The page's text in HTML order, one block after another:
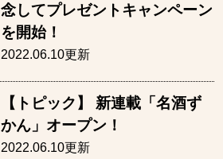
念してプレゼントキャンペーン
を開始！
2022.06.10更新
【トピック】 新連載「名酒ず
かん」オープン！
2022.06.10更新